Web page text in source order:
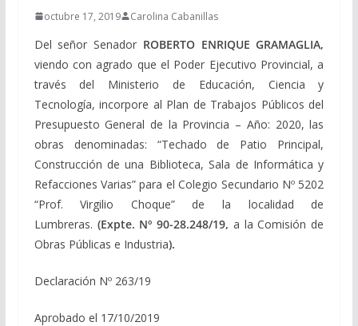
octubre 17, 2019 Carolina Cabanillas
Del señor Senador ROBERTO ENRIQUE GRAMAGLIA,
viendo con agrado que el Poder Ejecutivo Provincial, a
través del Ministerio de Educación, Ciencia y
Tecnología, incorpore al Plan de Trabajos Públicos del
Presupuesto General de la Provincia – Año: 2020, las
obras denominadas: “Techado de Patio Principal,
Construcción de una Biblioteca, Sala de Informática y
Refacciones Varias” para el Colegio Secundario Nº 5202
“Prof. Virgilio Choque” de la localidad de
Lumbreras. (Expte. Nº 90-28.248/19, a la Comisión de
Obras Públicas e Industria).
Declaración Nº 263/19
Aprobado el 17/10/2019